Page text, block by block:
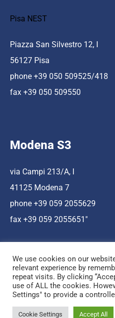
Pisa NEST
Piazza San Silvestro 12, I
56127 Pisa
phone +39 050 509525/418
fax +39 050 509550
Modena S3
via Campi 213/A, I
41125 Modena 7
phone +39 059 2055629
fax +39 059 2055651″
Hosting a
© Copyright
We use cookies on our
relevant experience by
repeat visits. By clicking
use of ALL the cookies.
Settings" to provide a
Cookie Settings Accept All